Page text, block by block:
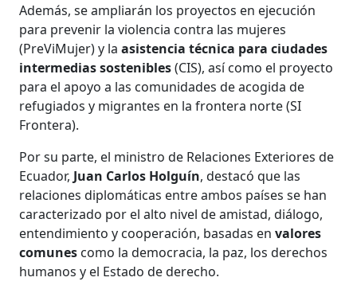
Además, se ampliarán los proyectos en ejecución
para prevenir la violencia contra las mujeres
(PreViMujer) y laasistencia técnica para ciudades
intermedias sostenibles(CIS), así como el proyecto
para el apoyo a las comunidades de acogida de
refugiados y migrantes en la frontera norte (SI
Frontera).
Por su parte, el ministro de Relaciones Exteriores de
Ecuador, Juan Carlos Holguín, destacó que las
relaciones diplomáticas entre ambos países se han
caracterizado por el alto nivel de amistad, diálogo,
entendimiento y cooperación, basadas envalores
comunes como la democracia, la paz, los derechos
humanos y el Estado de derecho.